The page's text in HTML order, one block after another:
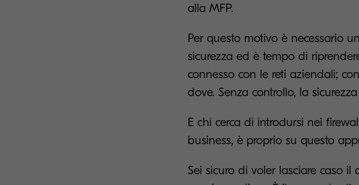
alla MFP.
Per questo motivo è necessario
sicurezza ed è tempo di
connesso con le reti aziendali;
dove. Senza controllo, la
E chi cerca di introdursi nei
business, è proprio su questo
Sei sicuro di voler lasciare caso